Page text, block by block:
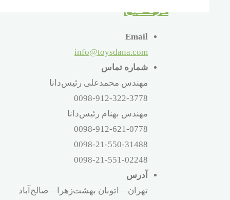
گره میخ
Email
info@toysdana.com
شماره تماس
مهندس محمدعلی رئیس‌دانا
0098-912-322-3778
مهندس بهنام رئیس‌دانا
0098-912-621-0778
0098-21-550-31488
0098-21-551-02248
آدرس
تهران – اتوبان بهشت‌زهرا – صالح‌آباد